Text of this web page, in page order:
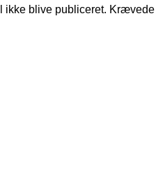
ikke blive publiceret. Krævede